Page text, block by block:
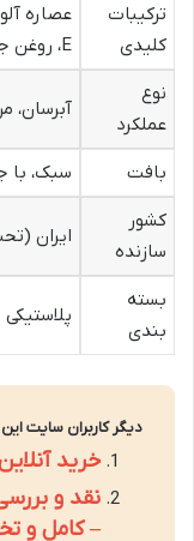
ترکیبات
کلیدی
عصاره
E، روغن جوانه گندم
نوع
عملکرد
آبرسان،
بافت
سبک، با
کشور
سازنده
ایران
بسته
بندی
پلاستیکی
دیگر کاربران سایت
خرید
نقد و
– کامل و